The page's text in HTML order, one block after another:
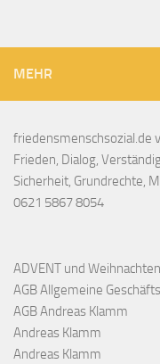
MEHR
friedensmenschsozial.de
Frieden, Dialog,
Sicherheit, Grundrechte,
0621 5867 8054
ADVENT und Weihnachten
AGB Allgemeine
AGB Andreas Klamm
Andreas Klamm
Andreas Klamm